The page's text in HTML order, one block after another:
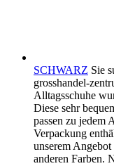
SCHWARZ Sie
grosshandel-
Alltagsschuhe
Diese sehr
passen zu jedem
Verpackung
unserem
anderen Farben.